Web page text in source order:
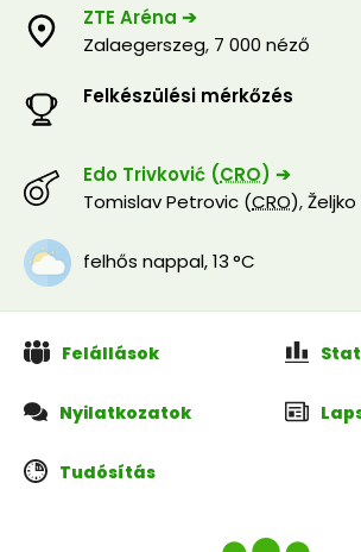
ZTE Aréna ➔
Zalaegerszeg, 7 000 néző
Felkészülési mérkőzés
Edo Trivković (CRO) ➔
Tomislav Petrovic (CRO),
felhős nappal,13 °C
Felállások
Nyilatkozatok
Tudósítás